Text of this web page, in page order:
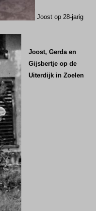
Joost op 28-jarig
Joost, Gerda en
Gijsbertje op de
Uiterdijk in Zoelen